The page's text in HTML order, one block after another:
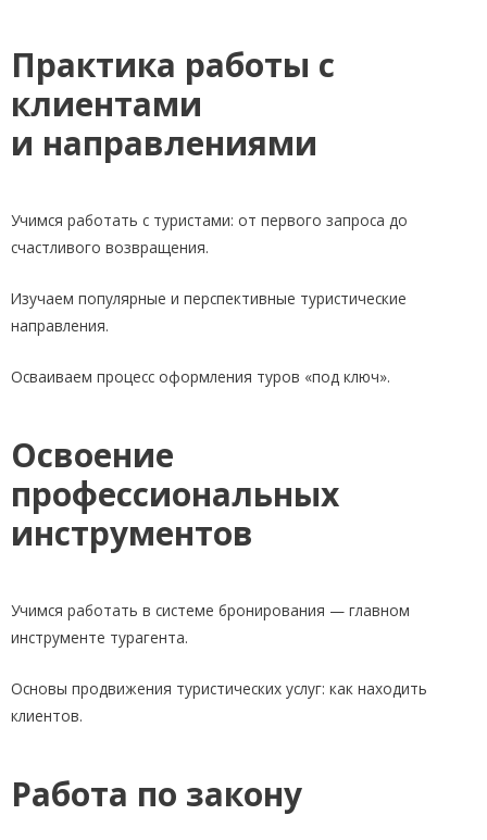
Практика работы с
клиентами
и направлениями
Учимся работать с туристами: от первого запроса до
счастливого возвращения.
Изучаем популярные и перспективные туристические
направления.
Осваиваем процесс оформления туров «под ключ».
Освоение
профессиональных
инструментов
Учимся работать в системе бронирования — главном
инструменте турагента.
Основы продвижения туристических услуг: как находить
клиентов.
Работа по закону